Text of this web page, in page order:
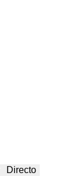
Directo